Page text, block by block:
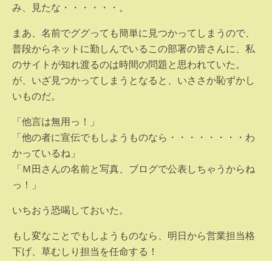
み、見たな・・・・・・。
まあ、名前でググっても簡単に見つかってしまうので、
普段からネットに勤しんでいるこの部署の皆さんに、私
のサイトが知れ渡るのは時間の問題と思われていた。
が、いざ見つかってしまうとなると、いささか恥ずかし
いものだ。
「他言は無用っ！」
「他の者に宣伝でもしようものなら・・・・・・・・わ
かっているね」
「Ｍ田さんの名前と写真、ブログで公表しちゃうからね
っ！」
いちおう恐喝しておいた。
もし変なことでもしようものなら、明日から営業担当格
下げ、草むしり担当を任命する！